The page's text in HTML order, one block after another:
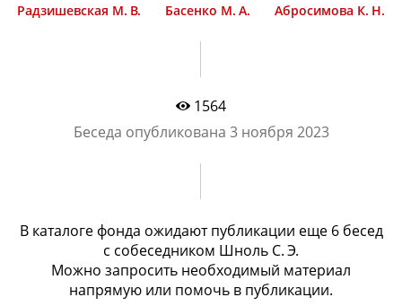
Радзишевская М. В. Басенко М. А. Абросимова К. Н.
1564
Беседа опубликована 3 ноября 2023
В каталоге фонда ожидают публикации еще 6 бесед
с собеседником Шноль С. Э.
Можно запросить необходимый материал
напрямую или помочь в публикации.